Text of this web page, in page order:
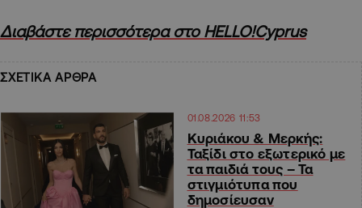
Διαβάστε περισσότερα στο HELLO!Cyprus
ΣΧΕΤΙΚΑ ΑΡΘΡΑ
01.08.2026 11:53
Κυριάκου & Μερκής:
Ταξίδι στο εξωτερικό με
τα παιδιά τους – Τα
στιγμιότυπα που
δημοσίευσαν